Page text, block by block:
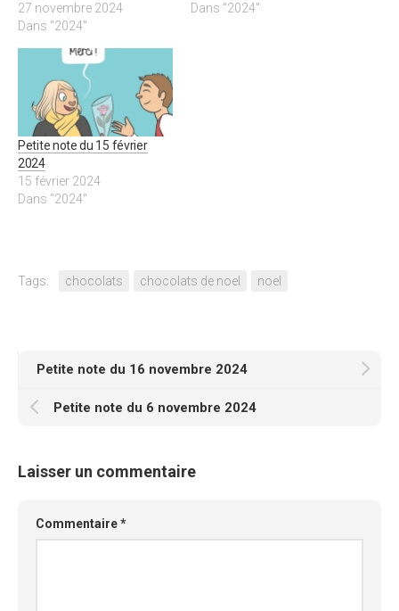
27 novembre 2024
Dans "2024"
Dans "2024"
Petite note du 15 février
2024
15 février 2024
Dans "2024"
Tags: chocolats chocolats de noel noel
Petite note du 16 novembre 2024
Petite note du 6 novembre 2024
Laisser un commentaire
Commentaire*